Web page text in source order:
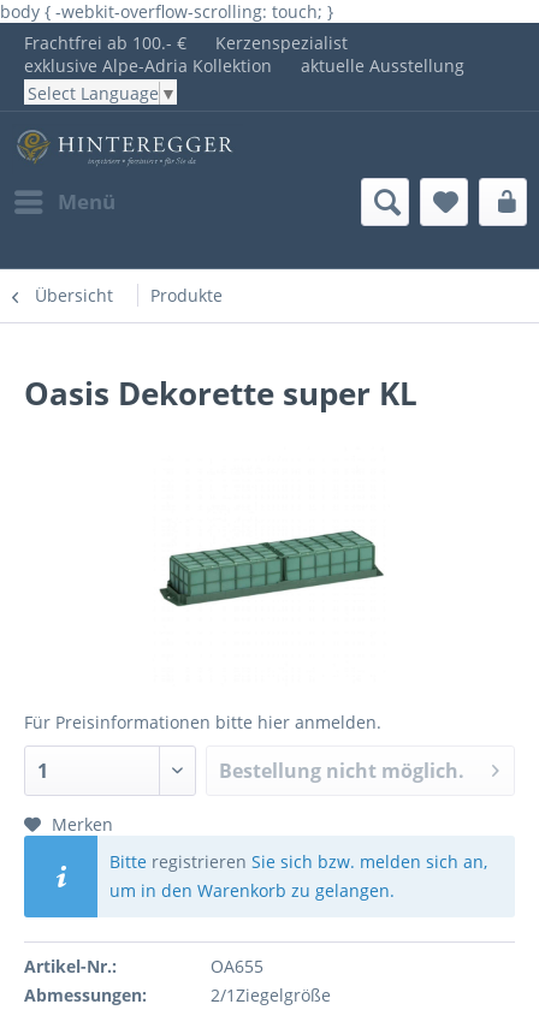
body { -webkit-overflow-scrolling: touch; }
Frachtfrei ab 100.- €
Kerzenspezialist
exklusive Alpe-Adria Kollektion
aktuelle Ausstellung
Select Language ▼
Menü
Übersicht Produkte
Oasis Dekorette super KL
Für Preisinformationen bitte hier anmelden.
Bestellung nicht möglich.
Merken
Bitte registrieren Sie sich bzw. melden sich an,
um in den Warenkorb zu gelangen.
Artikel-Nr.:
OA655
Abmessungen:
2/1Ziegelgröße